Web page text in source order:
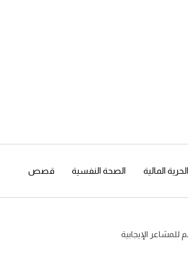
المالية الصحة النفسية قصص
الإيجابية